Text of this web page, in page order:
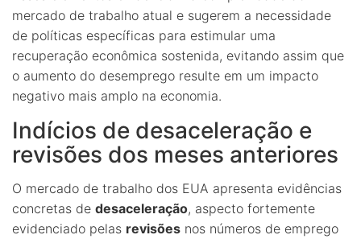
mercado de trabalho atual e sugerem a necessidade
de políticas específicas para estimular uma
recuperação econômica sostenida, evitando assim que
o aumento do desemprego resulte em um impacto
negativo mais amplo na economia.
Indícios de desaceleração e
revisões dos meses anteriores
O mercado de trabalho dos EUA apresenta evidências
concretas de desaceleração, aspecto fortemente
evidenciado pelas revisões nos números de emprego